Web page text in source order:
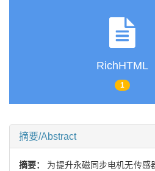
RichHTML
1
摘要/Abstract
摘要： 为提升永磁同步电机无传感